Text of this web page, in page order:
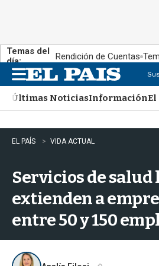
Temas del
día:
Rendición de Cuentas
n
uÚltimas NoticiasInformaciónEl
EL PAÍS VIDA ACTUAL
Servicios de salud
extienden a
entre 50 y 150